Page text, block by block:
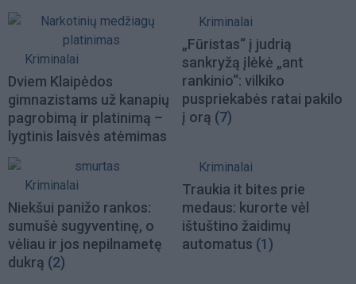
Kriminalai
Dviem Klaipėdos
gimnazistams už kanapių
pagrobimą ir platinimą –
lygtinis laisvės atėmimas
Kriminalai
„Fūristas“ į judrią
sankryžą įlėkė „ant
rankinio“: vilkiko
puspriekabės ratai pakilo
į orą (7)
Kriminalai
Niekšui panižo rankos:
sumušė sugyventinę, o
vėliau ir jos nepilnametę
dukrą (2)
Kriminalai
Traukia it bites prie
medaus: kurorte vėl
ištuštino žaidimų
automatus (1)